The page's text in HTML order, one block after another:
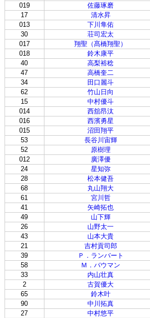
019
佐藤琢磨
17
清水昇
013
下川隼佑
30
荘司宏太
017
翔聖（髙橋翔聖）
018
鈴木康平
40
高梨裕稔
47
高橋奎二
34
田口麗斗
62
竹山日向
15
中村優斗
014
西舘昂汰
016
西濱勇星
015
沼田翔平
53
長谷川宙輝
52
原樹理
012
廣澤優
24
星知弥
28
松本健吾
68
丸山翔大
61
宮川哲
41
矢崎拓也
49
山下輝
26
山野太一
43
山本大貴
21
吉村貢司郎
39
Ｐ．ランバート
58
Ｍ．バウマン
33
内山壮真
2
古賀優大
65
鈴木叶
90
中川拓真
27
中村悠平